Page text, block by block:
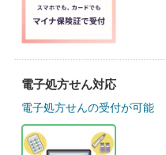
電子処方せん対応
電子処方せんの受付が可能